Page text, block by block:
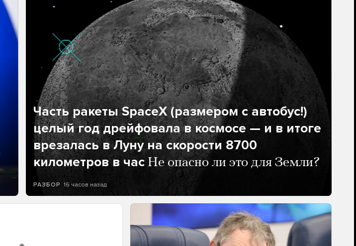
Часть ракеты SpaceX (размером с автобус!)
целый год дрейфовала в космосе — и в итоге
врезалась в Луну на скорости 8700
километров в час Не опасно ли это для Земли?
РАЗБОР 16 часов назад